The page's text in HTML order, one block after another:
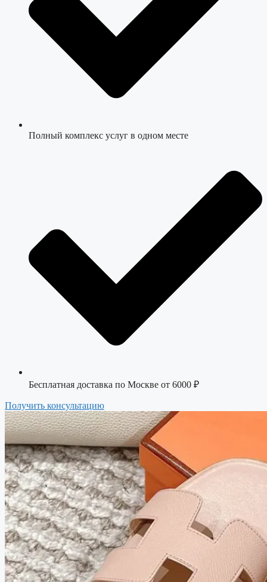
Полный комплекс услуг в одном месте
Бесплатная доставка по Москве от 6000 ₽
Получить консультацию